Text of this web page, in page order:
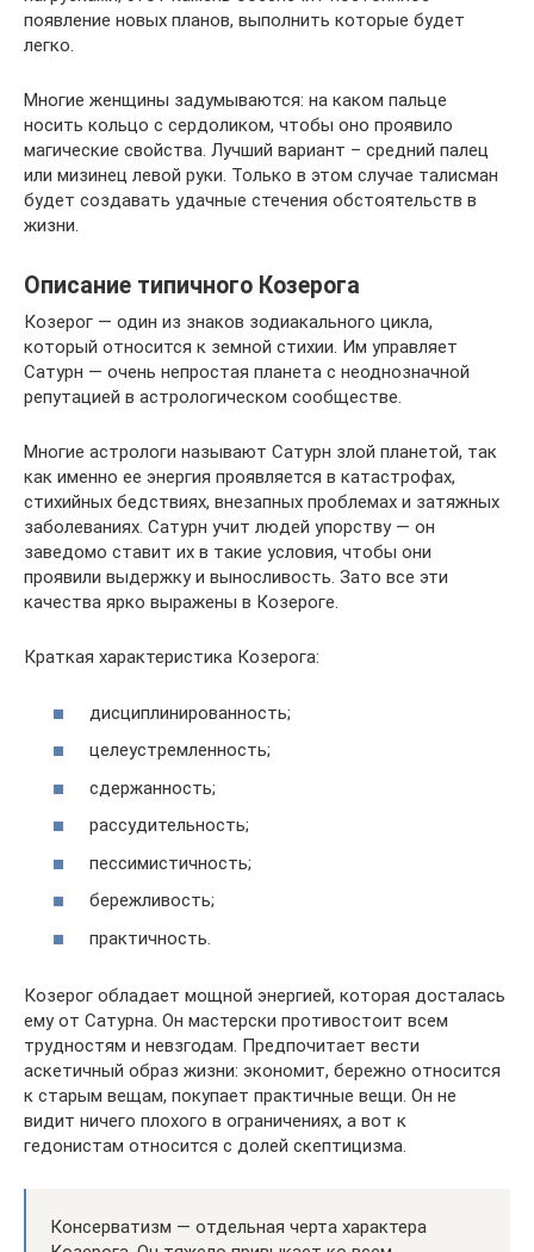
появление новых планов, выполнить которые будет
легко.
Многие женщины задумываются: на каком пальце
носить кольцо с сердоликом, чтобы оно проявило
магические свойства. Лучший вариант – средний палец
или мизинец левой руки. Только в этом случае талисман
будет создавать удачные стечения обстоятельств в
жизни.
Описание типичного Козерога
Козерог — один из знаков зодиакального цикла,
который относится к земной стихии. Им управляет
Сатурн — очень непростая планета с неоднозначной
репутацией в астрологическом сообществе.
Многие астрологи называют Сатурн злой планетой, так
как именно ее энергия проявляется в катастрофах,
стихийных бедствиях, внезапных проблемах и затяжных
заболеваниях. Сатурн учит людей упорству — он
заведомо ставит их в такие условия, чтобы они
проявили выдержку и выносливость. Зато все эти
качества ярко выражены в Козероге.
Краткая характеристика Козерога:
дисциплинированность;
целеустремленность;
сдержанность;
рассудительность;
пессимистичность;
бережливость;
практичность.
Козерог обладает мощной энергией, которая досталась
ему от Сатурна. Он мастерски противостоит всем
трудностям и невзгодам. Предпочитает вести
аскетичный образ жизни: экономит, бережно относится
к старым вещам, покупает практичные вещи. Он не
видит ничего плохого в ограничениях, а вот к
гедонистам относится с долей скептицизма.
Консерватизм — отдельная черта характера